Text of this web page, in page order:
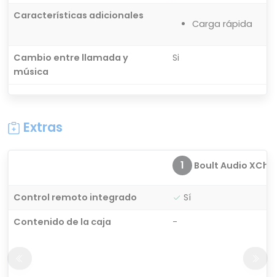
Características adicionales
Carga rápida
Cambio entre llamada y
música
Si
Extras
1 Boult Audio
Control remoto integrado
Sí
Contenido de la caja
-